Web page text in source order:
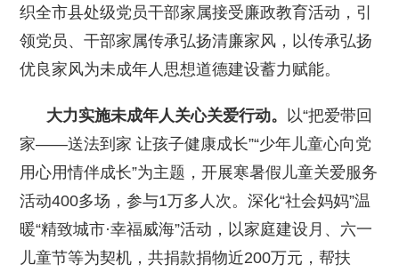
织全市县处级党员干部家属接受廉政教育活动，引
领党员、干部家属传承弘扬清廉家风，以传承弘扬
优良家风为未成年人思想道德建设蓄力赋能。
大力实施未成年人关心关爱行动。
以“把爱带回
家——送法到家 让孩子健康成长”“少年儿童心向党
用心用情伴成长”为主题，开展寒暑假儿童关爱服务
活动400多场，参与1万多人次。深化“社会妈妈”温
暖“精致城市·幸福威海”活动，以家庭建设月、六一
儿童节等为契机，共捐款捐物近200万元，帮扶